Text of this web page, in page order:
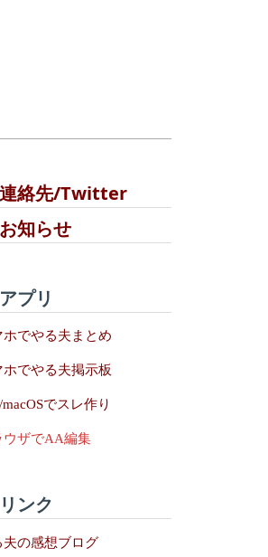
連絡先/Twitter
お知らせ
アプリ
ホでやる夫まとめ
ホでやる夫掲示板
でスレ作り
ウザでAA編集
リンク
夫の感想ブログ